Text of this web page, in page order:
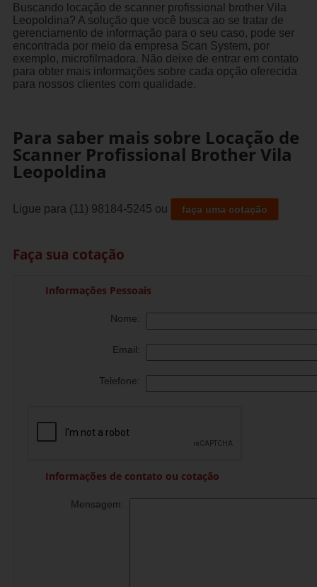
Buscando locação de scanner profissional brother Vila
Leopoldina? A solução que você busca ao se tratar de
gerenciamento de informação para o seu caso, pode ser
encontrada por meio da empresa Scan System, por
exemplo, microfilmadora. Não deixe de entrar em contato
para obter mais informações sobre cada opção oferecida
para nossos clientes com qualidade.
Para saber mais sobre Locação de
Scanner Profissional Brother Vila
Leopoldina
Ligue para (11) 98184-5245 ou faça uma cotação
Faça sua cotação
Informações Pessoais
Nome:
Email:
Telefone:
Informações de contato ou cotação
Mensagem: